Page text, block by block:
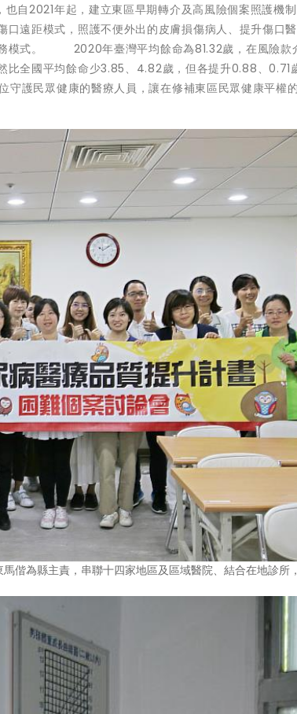
自2021年起，建立東區早期轉介及高風險個案照護機
遠距模式，照護不便外出的皮膚損傷病人、提升傷口
務模式。 2020年臺灣平均餘命為81.32歲，在風險款
比全國平均餘命少3.85、4.82歲，但各提升0.88、0.71
護民眾健康的醫療人員，讓在修補東區民眾健康平權
偕為縣主責，串聯十四家地區及區域醫院、結合在地診所